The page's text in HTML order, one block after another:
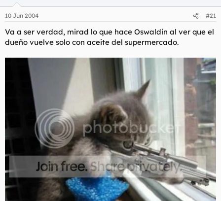
10 Jun 2004 #21
Va a ser verdad, mirad lo que hace Oswaldin al ver que el
dueño vuelve solo con aceite del supermercado.